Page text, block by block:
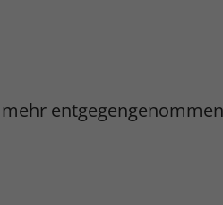
entgegengenommen